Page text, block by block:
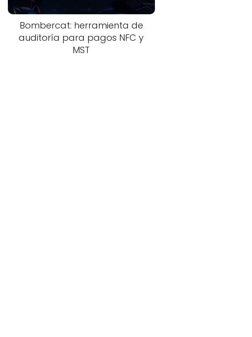
Bombercat: herramienta de
auditoría para pagos NFC y
MST